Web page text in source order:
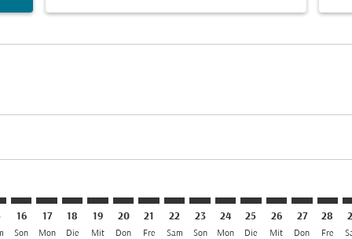
16
Son
17
Mon
18
Die
19
Mit
CDG–MLE: cmp-view-offers-disclaimer.
20
Don
CDG–MLE: cmp-view-offers-
21
Fre
CDG–MLE: cmp-view-offers-
22
Sam
CDG–MLE: cmp-view-
23
Son
CDG–MLE: cmp-
24
Mon
CDG–MLE: cmp-
25
Die
CDG–MLE:
26
Mit
27
Don
28
Fre